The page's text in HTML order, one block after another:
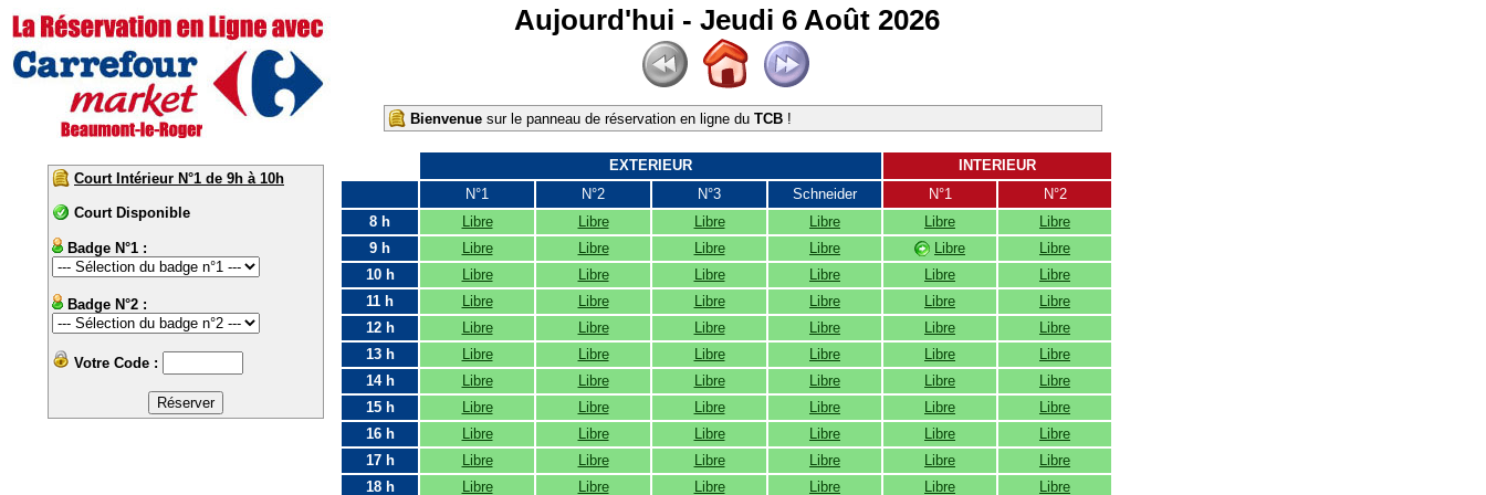
Aujourd'hui - Jeudi 6 Août 2026
Bienvenue sur le panneau de réservation en ligne du TCB !
Court Intérieur N°1 de 9h à 10h
Court Disponible
Badge N°1 :
Badge N°2 :
Votre Code :
EXTERIEUR
INTERIEUR
N°1
N°2 N°3 Schneider N°1
N°2
8 h
Libre Libre Libre Libre Libre
Libre
9 h
Libre Libre Libre Libre Libre
Libre
10 h
Libre Libre Libre Libre Libre
Libre
11 h
Libre Libre Libre Libre Libre
Libre
12 h
Libre Libre Libre Libre Libre
Libre
13 h
Libre Libre Libre Libre Libre
Libre
14 h
Libre Libre Libre Libre Libre
Libre
15 h
Libre Libre Libre Libre Libre
Libre
16 h
Libre Libre Libre Libre Libre
Libre
17 h
Libre Libre Libre Libre Libre
Libre
18 h
Libre Libre Libre Libre Libre
Libre